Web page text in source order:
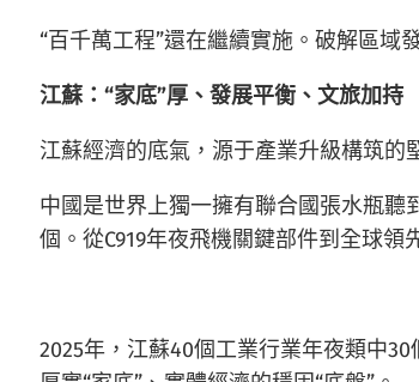
“百千萬工程”還在繼續實施。破解區域
江蘇：“家底”厚、發展平衡、文旅加持
江蘇經濟的底氣，源于產業升級構筑的
中國是世界上獨一擁有聯合國張水瓶聽
個。從C919年夜飛機關鍵部件到全球
2025年，江蘇40個工業行業年夜類中